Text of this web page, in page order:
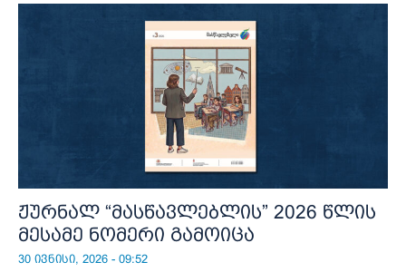
ჟურნალ “მასწავლებლის” 2026 წლის
მესამე ნომერი გამოიცა
30 ივნისი, 2026 - 09:52